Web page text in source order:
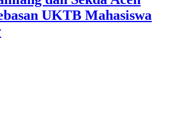
UKTB Mahasiswa